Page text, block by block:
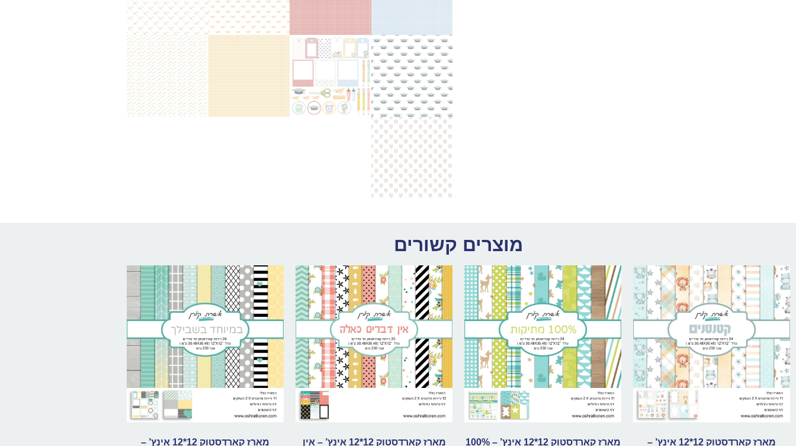
מוצרים קשורים
מארז קארדסטוק 12*12 אינץ’ – מארז קארדסטוק 12*12 אינץ’ – 100% מארז קארדסטוק 12*12 אינץ’ – אין מארז קארדסטוק 12*12 אינץ’ –